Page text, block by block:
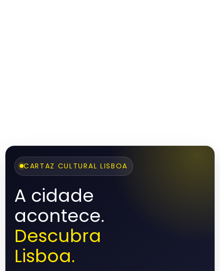
CARTAZ CULTURAL LISBOA
A cidade
acontece.
Descubra
Lisboa.